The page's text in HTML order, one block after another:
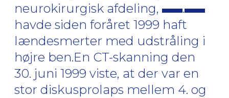
neurokirurgisk afdeling,
.
havde siden foråret 1999 haft
lændesmerter med udstråling i
højre ben.En CT-skanning den
30. juni 1999 viste, at der var en
stor diskusprolaps mellem 4. og